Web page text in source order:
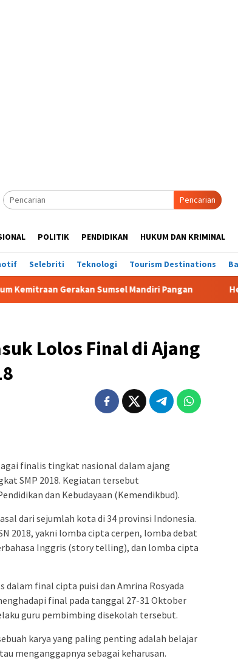
Pencarian
POLITIK PENDIDIKAN HUKUM DAN KRIMINAL
Selebriti Teknologi Tourism Destinations
Sumsel Mandiri Pangan Heboh! Tragedi
Lolos Final di Ajang
finalis tingkat nasional dalam ajang
SMP 2018. Kegiatan tersebut
dan Kebudayaan (Kemendikbud).
dari sejumlah kota di 34 provinsi Indonesia.
2018, yakni lomba cipta cerpen, lomba debat
Inggris (story telling), dan lomba cipta
final cipta puisi dan Amrina Rosyada
final pada tanggal 27-31 Oktober
guru pembimbing disekolah tersebut.
karya yang paling penting adalah belajar
menganggapnya sebagai keharusan.